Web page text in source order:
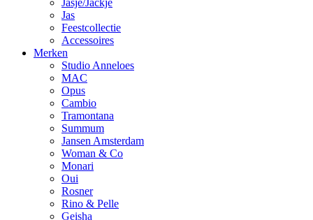
Jasje/Jackje
Jas
Feestcollectie
Accessoires
Merken
Studio Anneloes
MAC
Opus
Cambio
Tramontana
Summum
Jansen Amsterdam
Woman & Co
Monari
Oui
Rosner
Rino & Pelle
Geisha